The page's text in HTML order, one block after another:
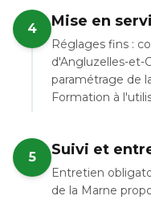
4 Mise en
Réglages fins :
d'Angluzelles-et-
paramétrage de
Formation à
5 Suivi et
Entretien
de la Marne